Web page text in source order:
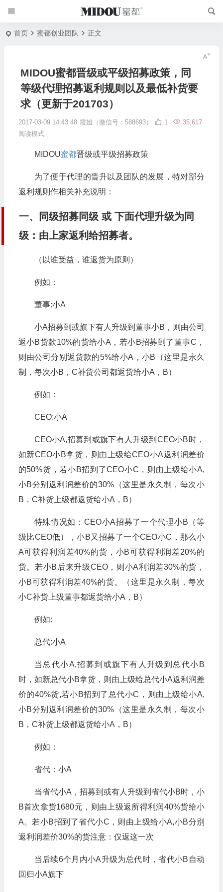
首页 蜜都创业团队 正文
MIDOU蜜都晋级或平级招募政策，同
等级代理招募返利规则以及最低补货要
求（更新于201703）
2017-03-09 14:43:48 霞姐（微信号：588693） 35,617
1
阅读模式
MIDOU蜜都晋级或平级招募政策
为了便于代理的晋升以及团队的发展，特对部分
返利规则作相关补充说明：
一、同级招募同级 或 下面代理升级为同
级：由上家返利给招募者。
（以谁受益，谁返货为原则）
例如：
董事:小A
小A招募到或旗下有人升级到董事小B，则由公司
返小B货款10%的货给小A，若小B招募到了董事C，
则由公司分别返货款的5%给小A，小B（这里是永久
制，每次小B，C补货公司都返货给小A，B）
例如：
CEO:小A
CEO小A,招募到或旗下有人升级到CEO小B时，
如新CEO小B拿货，则由上级给CEO小A返利润差价
的50%货，若小B招到了CEO小C，则由上级给小A,
小B分别返利润差价的30%（这里是永久制，每次小
B，C补货上级都返货给小A，B）
特殊情况如：CEO小A招募了一个代理小B（等
级比CEO低），小B又招募了一个CEO小C，那么小
A可获得利润差40%的货，小B可获得利润差20%的
货。若小B后来升级CEO，则小A利润差30%的货，
小B可获得利润差40%的货。（这里是永久制，每次
小C补货上级董事都返货给小A，B）
例如:
总代:小A
当总代小A,招募到或旗下有人升级到总代小B
时，如新总代小B拿货，则由上级给总代小A返利润差
价的40%货,若小B招到了总代小C，则由上级给小A,
小B分别返利润差价的30%（这里是永久制，每次小
B，C补货上级都返货给小A，B）
例如：
省代：小A
当省代小A，招募到或有人升级到省代小B时，小
B首次拿货1680元，则由上级返所得利润40%货给小
A。若小B招到了省代小C，则由上级给小A,小B分别
返利润差价30%的货注意：仅返这一次
当后续6个月内小A升级为总代时，省代小B自动
回归小A旗下